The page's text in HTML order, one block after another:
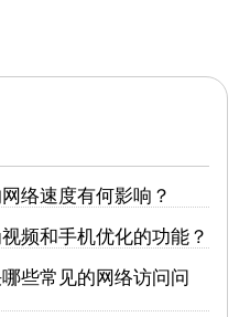
络速度有何影响？
频和手机优化的功能？
些常见的网络访问问